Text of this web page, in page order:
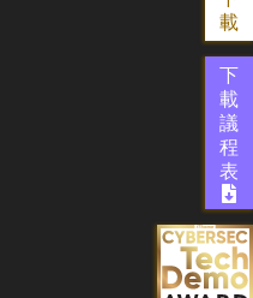
下
載
議
程
表
載